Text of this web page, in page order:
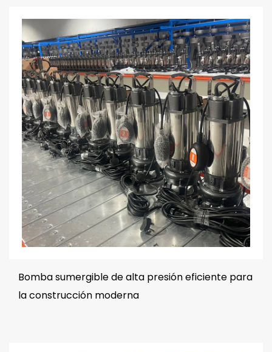
Bomba sumergible de alta presión eficiente para
la construcción moderna